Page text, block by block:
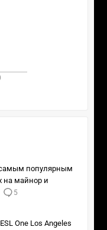
самым популярным
на майнор и
5
One Los Angeles